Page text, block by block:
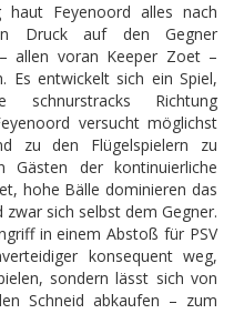
Feyenoord alles nach
Druck auf den Gegner
allen voran Keeper Zoet –
Es entwickelt sich ein Spiel,
schnurstracks Richtung
versucht möglichst
zu den Flügelspielern zu
der kontinuierliche
hohe Bälle dominieren das
zwar sich selbst dem Gegner.
in einem Abstoß für PSV
konsequent weg,
sondern lässt sich von
Schneid abkaufen – zum